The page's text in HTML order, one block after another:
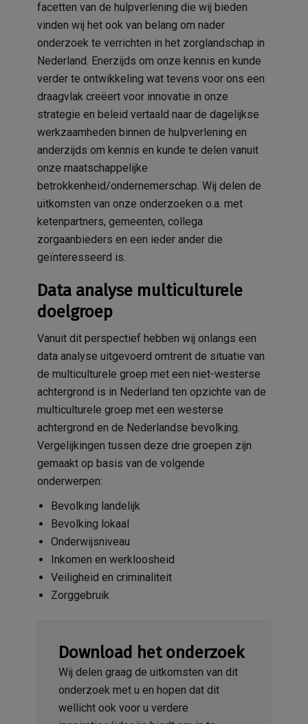
facetten van de hulpverlening die wij bieden
vinden wij het ook van belang om nader
onderzoek te verrichten in het zorglandschap in
Nederland. Enerzijds om onze kennis en kunde
verder te ontwikkeling wat tevens voor ons een
draagvlak creëert voor innovatie in onze
strategie en beleid vertaald naar de dagelijkse
werkzaamheden binnen de hulpverlening en
anderzijds om kennis en kunde te delen vanuit
onze maatschappelijke
betrokkenheid/ondernemerschap. Wij delen de
uitkomsten van onze onderzoeken o.a. met
ketenpartners, gemeenten, collega
zorgaanbieders en een ieder ander die
geïnteresseerd is.
Data analyse multiculturele
doelgroep
Vanuit dit perspectief hebben wij onlangs een
data analyse uitgevoerd omtrent de situatie van
de multiculturele groep met een niet-westerse
achtergrond is in Nederland ten opzichte van de
multiculturele groep met een westerse
achtergrond en de Nederlandse bevolking.
Vergelijkingen tussen deze drie groepen zijn
gemaakt op basis van de volgende
onderwerpen:
Bevolking landelijk
Bevolking lokaal
Onderwijsniveau
Inkomen en werkloosheid
Veiligheid en criminaliteit
Zorggebruik
Download het onderzoek
Wij delen graag de uitkomsten van dit
onderzoek met u en hopen dat dit
wellicht ook voor u verdere